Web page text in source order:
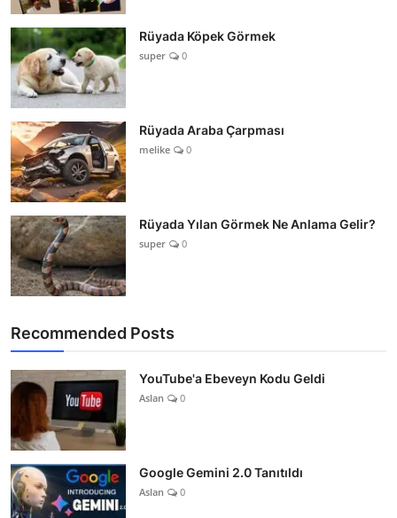
Rüyada Köpek Görmek
super 0
Rüyada Araba Çarpması
melike 0
Rüyada Yılan Görmek Ne Anlama Gelir?
super 0
Recommended Posts
YouTube'a Ebeveyn Kodu Geldi
Aslan 0
Google Gemini 2.0 Tanıtıldı
Aslan 0